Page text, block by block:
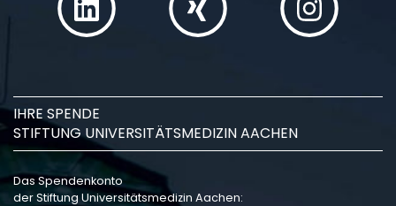
IHRE SPENDE
STIFTUNG UNIVERSITÄTSMEDIZIN AACHEN
Das Spendenkonto
der Stiftung Universitätsmedizin Aachen: